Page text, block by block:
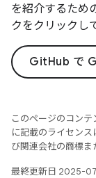
を紹介するため
クをクリックし
このページのコンテ
に記載のライセン
び関連会社の商標ま
最終更新日 2025-